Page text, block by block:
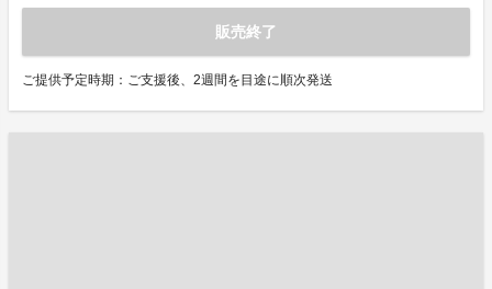
販売終了
ご提供予定時期：ご支援後、2週間を目途に順次発送